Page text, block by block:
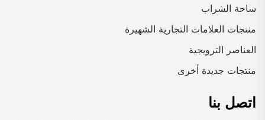
ساحة الشراب
منتجات العلامات التجارية الشهيرة
العناصر الترويجية
منتجات جديدة أخرى
اتصل بنا